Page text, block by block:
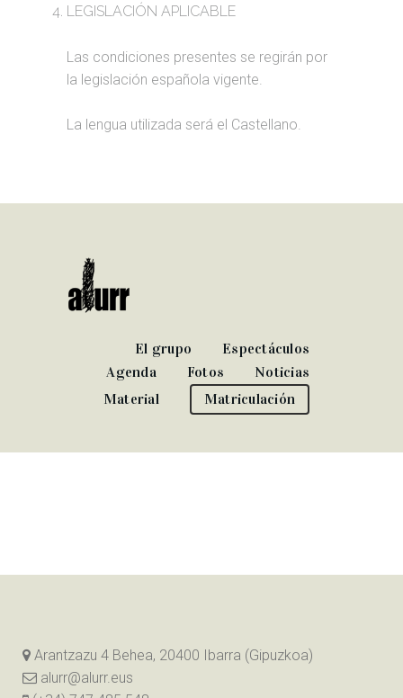
LEGISLACIÓN APLICABLE
Las condiciones presentes se regirán por
la legislación española vigente.
La lengua utilizada será el Castellano.
El grupo
Espectáculos
Agenda
Fotos
Noticias
Material
Matriculación
Arantzazu 4 Behea, 20400 Ibarra (Gipuzkoa)
alurr@alurr.eus